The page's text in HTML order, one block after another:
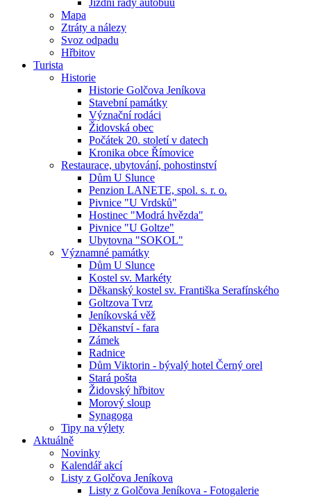
Jízdní řády autobuů
Mapa
Ztráty a nálezy
Svoz odpadu
Hřbitov
Turista
Historie
Historie Golčova Jeníkova
Stavební památky
Význační rodáci
Židovská obec
Počátek 20. století v datech
Kronika obce Římovice
Restaurace, ubytování, pohostinství
Dům U Slunce
Penzion LANETE, spol. s. r. o.
Pivnice "U Vrdsků"
Hostinec "Modrá hvězda"
Pivnice "U Goltze"
Ubytovna "SOKOL"
Významné památky
Dům U Slunce
Kostel sv. Markéty
Děkanský kostel sv. Františka Serafínského
Goltzova Tvrz
Jeníkovská věž
Děkanství - fara
Zámek
Radnice
Dům Viktorin - bývalý hotel Černý orel
Stará pošta
Židovský hřbitov
Morový sloup
Synagoga
Tipy na výlety
Aktuálně
Novinky
Kalendář akcí
Listy z Golčova Jeníkova
Listy z Golčova Jeníkova - Fotogalerie